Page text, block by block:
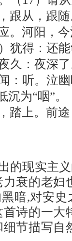
跟从，跟
。河阳，
犹得：还
久：夜深
：听。泣
沉为“咽”
踏上。前
现实主义
衰的老妇
暗,对安
诗的一大
节描写自